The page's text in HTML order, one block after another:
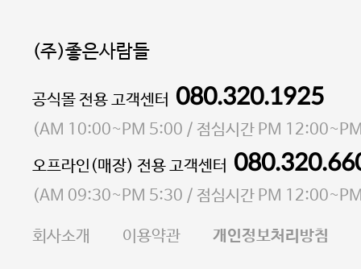
(주)좋은사람들
대표 이성현,박영환| 개인정보관리책임자 김상현
소재지 서울특별시 마포구 마포대로4다길 41 마포
통신판매업 신고번호 2023-서울마포-3931호
사업자등록번호 105-81-58242
E-MAIL goodpeople@gpin.co.kr
공식몰 전용 고객센터 080.320.1925
(AM 10:00~PM 5:00 / 점심시간 PM
오프라인(매장) 전용 고객센터
(AM 09:30~PM 5:30 / 점심시간 PM
회사소개 이용약관 개인정보처리방침